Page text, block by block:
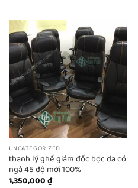
UNCATEGORIZED
thanh lý ghế giám đốc bọc da có
ngả 45 độ mới 100%
1,350,000₫